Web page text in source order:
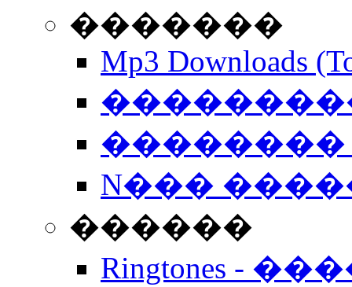
�������
Mp3 Downloads
��������
N���
������
Ringtones -